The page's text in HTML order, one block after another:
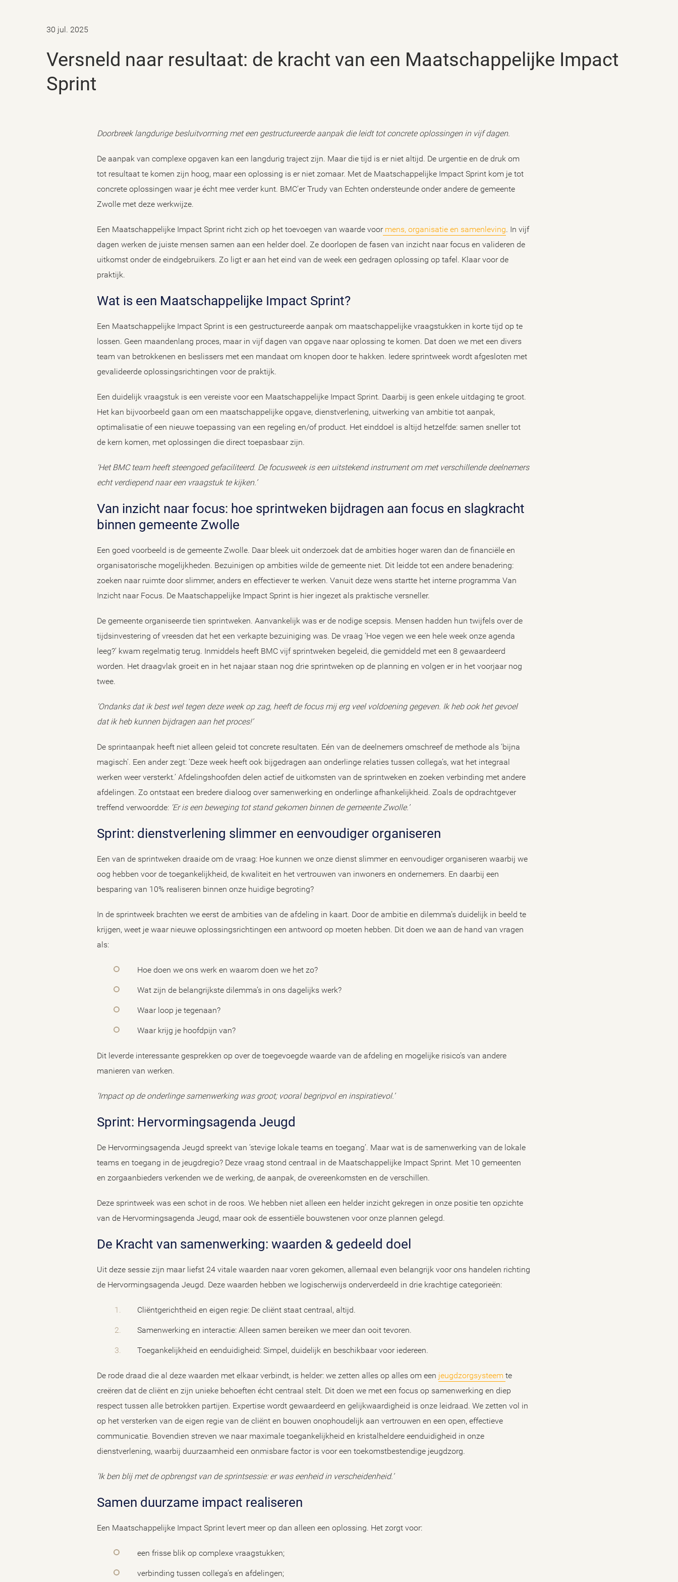
30 jul. 2025
Versneld naar resultaat: de kracht van een Maatschappelijke Impact
Sprint
Doorbreek langdurige besluitvorming met een gestructureerde aanpak die leidt tot concrete oplossingen in vijf dagen.
De aanpak van complexe opgaven kan een langdurig traject zijn. Maar die tijd is er niet altijd. De urgentie en de druk om
tot resultaat te komen zijn hoog, maar een oplossing is er niet zomaar. Met de Maatschappelijke Impact Sprint kom je tot
concrete oplossingen waar je écht mee verder kunt. BMC’er Trudy van Echten ondersteunde onder andere de gemeente
Zwolle met deze werkwijze.
Een Maatschappelijke Impact Sprint richt zich op het toevoegen van waarde voormens, organisatie en samenleving. In vijf
dagen werken de juiste mensen samen aan een helder doel. Ze doorlopen de fasen van inzicht naar focus en valideren de
uitkomst onder de eindgebruikers. Zo ligt er aan het eind van de week een gedragen oplossing op tafel. Klaar voor de
praktijk.
Wat is een Maatschappelijke Impact Sprint?
Een Maatschappelijke Impact Sprint is een gestructureerde aanpak om maatschappelijke vraagstukken in korte tijd op te
lossen. Geen maandenlang proces, maar in vijf dagen van opgave naar oplossing te komen. Dat doen we met een divers
team van betrokkenen en beslissers met een mandaat om knopen door te hakken. Iedere sprintweek wordt afgesloten met
gevalideerde oplossingsrichtingen voor de praktijk.
Een duidelijk vraagstuk is een vereiste voor een Maatschappelijke Impact Sprint. Daarbij is geen enkele uitdaging te groot.
Het kan bijvoorbeeld gaan om een maatschappelijke opgave, dienstverlening, uitwerking van ambitie tot aanpak,
optimalisatie of een nieuwe toepassing van een regeling en/of product. Het einddoel is altijd hetzelfde: samen sneller tot
de kern komen, met oplossingen die direct toepasbaar zijn.
‘Het BMC team heeft steengoed gefaciliteerd. De focusweek is een uitstekend instrument om met verschillende deelnemers
echt verdiepend naar een vraagstuk te kijken.’
Van inzicht naar focus: hoe sprintweken bijdragen aan focus en slagkracht
binnen gemeente Zwolle
Een goed voorbeeld is de gemeente Zwolle. Daar bleek uit onderzoek dat de ambities hoger waren dan de financiële en
organisatorische mogelijkheden. Bezuinigen op ambities wilde de gemeente niet. Dit leidde tot een andere benadering:
zoeken naar ruimte door slimmer, anders en effectiever te werken. Vanuit deze wens startte het interne programma Van
Inzicht naar Focus. De Maatschappelijke Impact Sprint is hier ingezet als praktische versneller.
De gemeente organiseerde tien sprintweken. Aanvankelijk was er de nodige scepsis. Mensen hadden hun twijfels over de
tijdsinvestering of vreesden dat het een verkapte bezuiniging was. De vraag ‘Hoe vegen we een hele week onze agenda
leeg?’ kwam regelmatig terug. Inmiddels heeft BMC vijf sprintweken begeleid, die gemiddeld met een 8 gewaardeerd
worden. Het draagvlak groeit en in het najaar staan nog drie sprintweken op de planning en volgen er in het voorjaar nog
twee.
‘Ondanks dat ik best wel tegen deze week op zag, heeft de focus mij erg veel voldoening gegeven. Ik heb ook het gevoel
dat ik heb kunnen bijdragen aan het proces!’
De sprintaanpak heeft niet alleen geleid tot concrete resultaten. Eén van de deelnemers omschreef de methode als ‘bijna
magisch’. Een ander zegt: ‘Deze week heeft ook bijgedragen aan onderlinge relaties tussen collega’s, wat het integraal
werken weer versterkt.’ Afdelingshoofden delen actief de uitkomsten van de sprintweken en zoeken verbinding met andere
afdelingen. Zo ontstaat een bredere dialoog over samenwerking en onderlinge afhankelijkheid. Zoals de opdrachtgever
treffend verwoordde: ‘Er is een beweging tot stand gekomen binnen de gemeente Zwolle.’
Sprint: dienstverlening slimmer en eenvoudiger organiseren
Een van de sprintweken draaide om de vraag: Hoe kunnen we onze dienst slimmer en eenvoudiger organiseren waarbij we
oog hebben voor de toegankelijkheid, de kwaliteit en het vertrouwen van inwoners en ondernemers. En daarbij een
besparing van 10% realiseren binnen onze huidige begroting?
In de sprintweek brachten we eerst de ambities van de afdeling in kaart. Door de ambitie en dilemma’s duidelijk in beeld te
krijgen, weet je waar nieuwe oplossingsrichtingen een antwoord op moeten hebben. Dit doen we aan de hand van vragen
als:
Hoe doen we ons werk en waarom doen we het zo?
Wat zijn de belangrijkste dilemma’s in ons dagelijks werk?
Waar loop je tegenaan?
Waar krijg je hoofdpijn van?
Dit leverde interessante gesprekken op over de toegevoegde waarde van de afdeling en mogelijke risico’s van andere
manieren van werken.
‘Impact op de onderlinge samenwerking was groot; vooral begripvol en inspiratievol.’
Sprint: Hervormingsagenda Jeugd
De Hervormingsagenda Jeugd spreekt van ‘stevige lokale teams en toegang’. Maar wat is de samenwerking van de lokale
teams en toegang in de jeugdregio? Deze vraag stond centraal in de Maatschappelijke Impact Sprint. Met 10 gemeenten
en zorgaanbieders verkenden we de werking, de aanpak, de overeenkomsten en de verschillen.
Deze sprintweek was een schot in de roos. We hebben niet alleen een helder inzicht gekregen in onze positie ten opzichte
van de Hervormingsagenda Jeugd, maar ook de essentiële bouwstenen voor onze plannen gelegd.
De Kracht van samenwerking: waarden & gedeeld doel
Uit deze sessie zijn maar liefst 24 vitale waarden naar voren gekomen, allemaal even belangrijk voor ons handelen richting
de Hervormingsagenda Jeugd. Deze waarden hebben we logischerwijs onderverdeeld in drie krachtige categorieën:
Cliëntgerichtheid en eigen regie: De cliënt staat centraal, altijd.
Samenwerking en interactie: Alleen samen bereiken we meer dan ooit tevoren.
Toegankelijkheid en eenduidigheid: Simpel, duidelijk en beschikbaar voor iedereen.
De rode draad die al deze waarden met elkaar verbindt, is helder: we zetten alles op alles om een jeugdzorgsysteem te
creëren dat de cliënt en zijn unieke behoeften écht centraal stelt. Dit doen we met een focus op samenwerking en diep
respect tussen alle betrokken partijen. Expertise wordt gewaardeerd en gelijkwaardigheid is onze leidraad. We zetten vol in
op het versterken van de eigen regie van de cliënt en bouwen onophoudelijk aan vertrouwen en een open, effectieve
communicatie. Bovendien streven we naar maximale toegankelijkheid en kristalheldere eenduidigheid in onze
dienstverlening, waarbij duurzaamheid een onmisbare factor is voor een toekomstbestendige jeugdzorg.
‘Ik ben blij met de opbrengst van de sprintsessie: er was eenheid in verscheidenheid.’
Samen duurzame impact realiseren
Een Maatschappelijke Impact Sprint levert meer op dan alleen een oplossing. Het zorgt voor:
een frisse blik op complexe vraagstukken;
verbinding tussen collega’s en afdelingen;